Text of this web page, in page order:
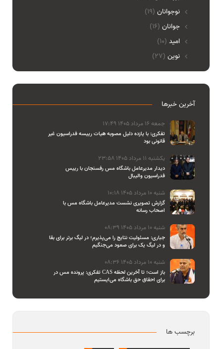
نوجوانان (19)
جوانان (16)
امید (10)
نوین (27)
آخرین خبرها
جمعه 16 مرداد 1405 17:49
تفکری: با یازده دلیل مصوبه هیات رییسه فدراسیون غیر
قانونی بود
یکشنبه 11 مرداد 1405 23:58
دیدار مدیرعامل باشگاه مس رفسنجان با رییس
فدراسیون والیبال
شنبه 10 مرداد 1405 10:18
گزارش تصویری نشست مدیرعامل باشگاه مس با
اصحاب رسانه
شنبه 10 مرداد 1405 08:39
جباری: مسئولیت نتایج را می‌پذیرم؛ در لیگ برتر برای بقا
و در لیگ یک برای صعود می‌جنگیم
شنبه 10 مرداد 1405 08:36
تفکری: پرونده مس در CAS باز است؛ تا آخرین لحظه
برای احقاق حق باشگاه می‌ایستیم
برچسب ها